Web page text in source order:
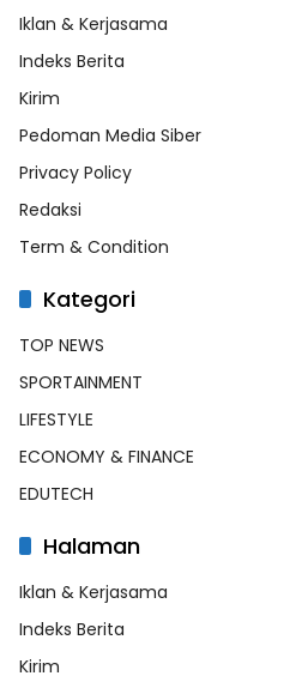
Iklan & Kerjasama
Indeks Berita
Kirim
Pedoman Media Siber
Privacy Policy
Redaksi
Term & Condition
Kategori
TOP NEWS
SPORTAINMENT
LIFESTYLE
ECONOMY & FINANCE
EDUTECH
Halaman
Iklan & Kerjasama
Indeks Berita
Kirim